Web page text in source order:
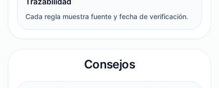
Cada regla muestra fuente y fecha de verificación.
Consejos